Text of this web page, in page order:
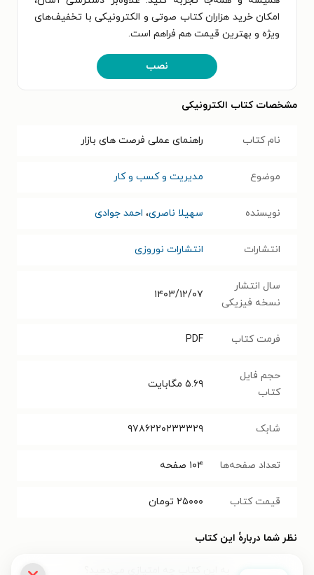
امکان خرید هزاران کتاب صوتی و الکترونیکی با تخفیف‌های
ویژه و بهترین قیمت هم فراهم است.
نصب
مشخصات کتاب الکترونیکی
نام کتاب راهنمای عملی فرصت های بازار
موضوع مدیریت و کسب و کار
نویسنده سهیلا ناصری، احمد جوادی
انتشارات انتشارات نوروزی
سال انتشار
نسخه فیزیکی
۱۴۰۳/۱۲/۰۷
فرمت کتاب PDF
حجم فایل
کتاب
۵.۶۹ مگابایت
شابک ۹۷۸۶۲۲۰۲۳۳۳۲۹
تعداد صفحه‌ها ۱۰۴ صفحه
قیمت کتاب ۲۵۰۰۰ تومان
نظر شما دربارهٔ این کتاب